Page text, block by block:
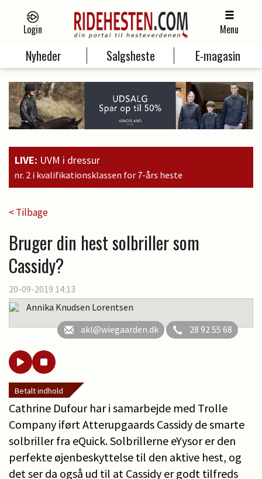
Login Menu
Nyheder Salgsheste E-magasin
LIVE: UVM i dressur
for 7-års heste
< Tilbage
Bruger din hest solbriller som
Cassidy?
20-09-2019 14:13
Annika Knudsen Lorentsen
akl@wiegaarden.dk
28 92 55 68
Betalt indhold
Cathrine Dufour har i samarbejde med Trolle
Company iført Atterupgaards Cassidy de smarte
solbriller fra eQuick. Solbrillerne eYysor er den
perfekte øjenbeskyttelse til den aktive hest, og
det ser da også ud til at Cassidy er godt tilfreds